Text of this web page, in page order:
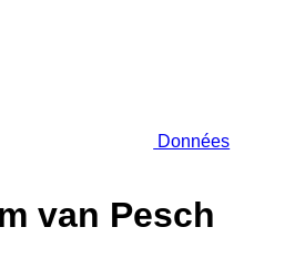
Données
van Pesch